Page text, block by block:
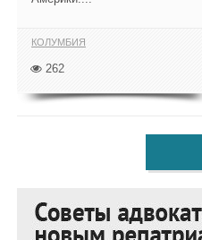
КОЛУМБИЯ
262